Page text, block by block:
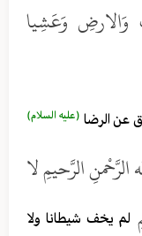
وَالارضِ وَعَشِيا
عن الرضا (عليه السلام)
الرَّحْمنِ الرَّحيمِ لا
لم يخف شيطانا ولا